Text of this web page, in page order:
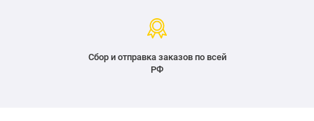
Сбор и отправка заказов по всей
РФ